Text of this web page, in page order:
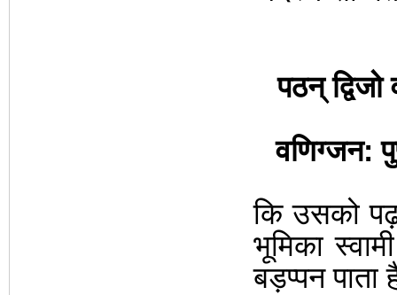
पठन् द्विजो
वणिग्जन:
कि उसको
भूमिका
बड़प्पन पाता